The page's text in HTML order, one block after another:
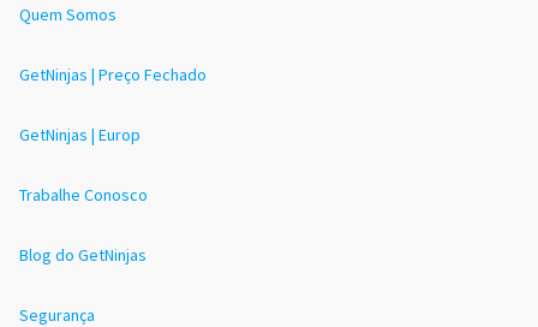
Quem Somos
GetNinjas | Preço Fechado
GetNinjas | Europ
Trabalhe Conosco
Blog do GetNinjas
Segurança